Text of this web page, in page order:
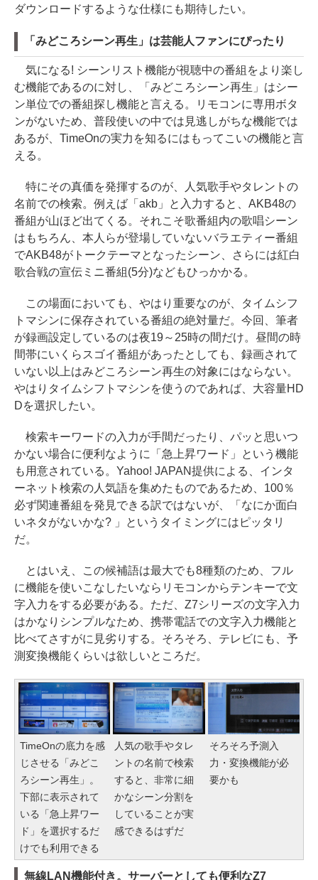
ダウンロードするような仕様にも期待したい。
「みどころシーン再生」は芸能人ファンにぴったり
気になる! シーンリスト機能が視聴中の番組をより楽し
む機能であるのに対し、「みどころシーン再生」はシー
ン単位での番組探し機能と言える。リモコンに専用ボタ
ンがないため、普段使いの中では見逃しがちな機能では
あるが、TimeOnの実力を知るにはもってこいの機能と言
える。
特にその真価を発揮するのが、人気歌手やタレントの
名前での検索。例えば「akb」と入力すると、AKB48の
番組が山ほど出てくる。それこそ歌番組内の歌唱シーン
はもちろん、本人らが登場していないバラエティー番組
でAKB48がトークテーマとなったシーン、さらには紅白
歌合戦の宣伝ミニ番組(5分)などもひっかかる。
この場面においても、やはり重要なのが、タイムシフ
トマシンに保存されている番組の絶対量だ。今回、筆者
が録画設定しているのは夜19～25時の間だけ。昼間の時
間帯にいくらスゴイ番組があったとしても、録画されて
いない以上はみどころシーン再生の対象にはならない。
やはりタイムシフトマシンを使うのであれば、大容量HD
Dを選択したい。
検索キーワードの入力が手間だったり、パッと思いつ
かない場合に便利なように「急上昇ワード」という機能
も用意されている。Yahoo! JAPAN提供による、インタ
ーネット検索の人気語を集めたものであるため、100％
必ず関連番組を発見できる訳ではないが、「なにか面白
いネタがないかな? 」というタイミングにはピッタリ
だ。
とはいえ、この候補語は最大でも8種類のため、フル
に機能を使いこなしたいならリモコンからテンキーで文
字入力をする必要がある。ただ、Z7シリーズの文字入力
はかなりシンプルなため、携帯電話での文字入力機能と
比べてさすがに見劣りする。そろそろ、テレビにも、予
測変換機能くらいは欲しいところだ。
TimeOnの底力を感
じさせる「みどこ
ろシーン再生」。
下部に表示されて
いる「急上昇ワー
ド」を選択するだ
けでも利用できる
人気の歌手やタレ
ントの名前で検索
すると、非常に細
かなシーン分割を
していることが実
感できるはずだ
そろそろ予測入
力・変換機能が必
要かも
無線LAN機能付き。サーバーとしても便利なZ7